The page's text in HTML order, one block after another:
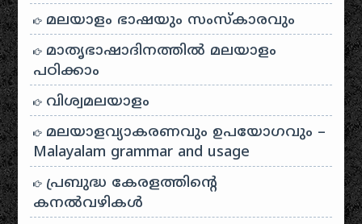
മലയാളം ഭാഷയും സംസ്കാരവും
മാതൃഭാഷാദിനത്തിൽ മലയാളം
പഠിക്കാം
വിശ്വമലയാളം
മലയാളവ്യാകരണവും ഉപയോഗവും –
Malayalam grammar and usage
പ്രബുദ്ധ കേരളത്തിന്റെ
കനൽവഴികൾ